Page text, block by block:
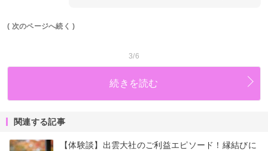
( 次のページへ続く )
3/6
続きを読む
関連する記事
【体験談】出雲大社のご利益エピソード！縁結びに